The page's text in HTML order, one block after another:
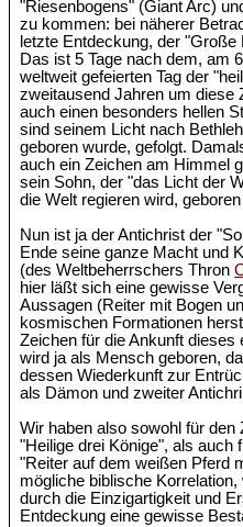
"Riesenbogens" (Giant Arc)
zu kommen: bei näherer
letzte Entdeckung, der
Das ist 5 Tage nach dem, am
weltweit gefeierten Tag der
zweitausend Jahren um diese
auch einen besonders hellen
sind seinem Licht nach
geboren wurde, gefolgt.
auch ein Zeichen am Himmel
sein Sohn, der "das Licht der
die Welt regieren wird,
Nun ist ja der Antichrist der
Ende seine ganze Macht und
(des Weltbeherrschers Thron
hier läßt sich eine gewisse
Aussagen (Reiter mit Bogen
kosmischen Formationen
Zeichen für die Ankunft
wird ja als Mensch geboren,
dessen Wiederkunft zur
als Dämon und zweiter
Wir haben also sowohl für
"Heilige drei Könige", als auch
"Reiter auf dem weißen Pferd
mögliche biblische
durch die Einzigartigkeit und
Entdeckung eine gewisse